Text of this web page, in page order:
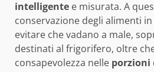
intelligente e misurata. A
conservazione degli alimenti
evitare che vadano a male,
destinati al frigorifero, oltre
consapevolezza nelle porzioni